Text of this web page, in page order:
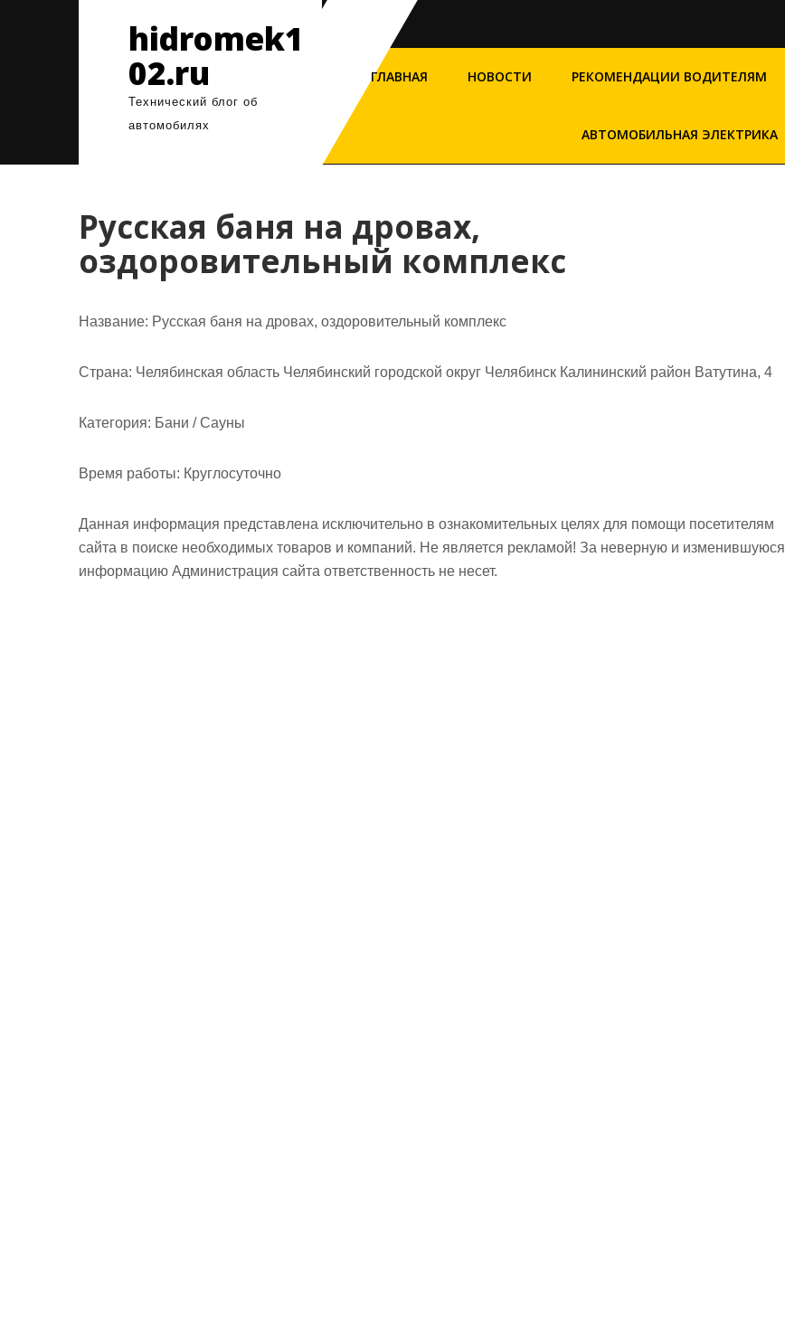
hidromek1
02.ru
Технический блог об
автомобилях
ГЛАВНАЯ НОВОСТИ РЕКОМЕНДАЦИИ ВОДИТЕЛЯМ
АВТОМОБИЛЬНАЯ ЭЛЕКТРИКА
Русская баня на дровах,
оздоровительный комплекс
Название: Русская баня на дровах, оздоровительный комплекс
Страна: Челябинская область Челябинский городской округ Челябинск Калининский район Ватутина, 4
Категория: Бани / Сауны
Время работы: Круглосуточно
Данная информация представлена исключительно в ознакомительных целях для помощи посетителям
сайта в поиске необходимых товаров и компаний. Не является рекламой! За неверную и изменившуюся
информацию Администрация сайта ответственность не несет.